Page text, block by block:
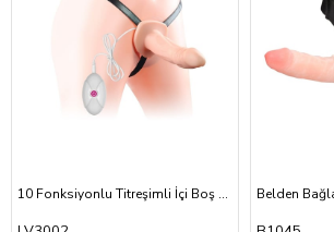
10 Fonksiyonlu Titreşimli İçi Boş Protez Belden Bağlamalı 17 cm Strapon Penis